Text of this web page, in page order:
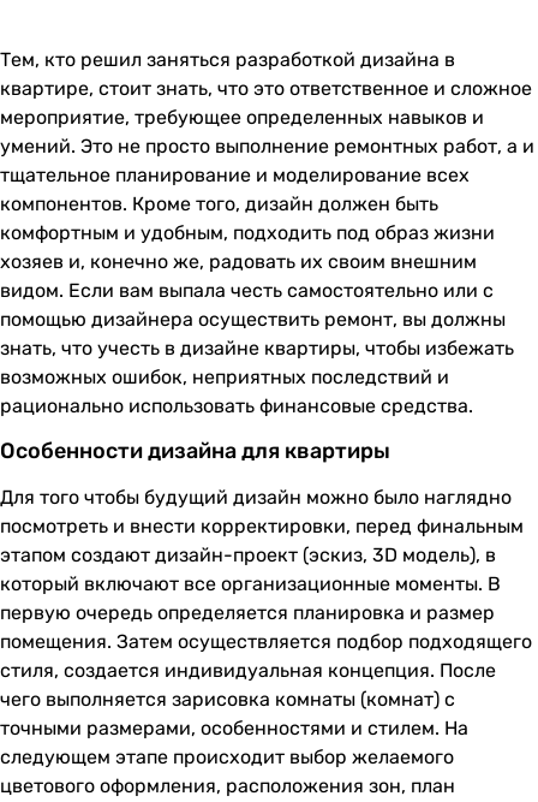
Тем, кто решил заняться разработкой дизайна в
квартире, стоит знать, что это ответственное и сложное
мероприятие, требующее определенных навыков и
умений. Это не просто выполнение ремонтных работ, а и
тщательное планирование и моделирование всех
компонентов. Кроме того, дизайн должен быть
комфортным и удобным, подходить под образ жизни
хозяев и, конечно же, радовать их своим внешним
видом. Если вам выпала честь самостоятельно или с
помощью дизайнера осуществить ремонт, вы должны
знать, что учесть в дизайне квартиры, чтобы избежать
возможных ошибок, неприятных последствий и
рационально использовать финансовые средства.
Особенности дизайна для квартиры
Для того чтобы будущий дизайн можно было наглядно
посмотреть и внести корректировки, перед финальным
этапом создают дизайн-проект (эскиз, 3D модель), в
который включают все организационные моменты. В
первую очередь определяется планировка и размер
помещения. Затем осуществляется подбор подходящего
стиля, создается индивидуальная концепция. После
чего выполняется зарисовка комнаты (комнат) с
точными размерами, особенностями и стилем. На
следующем этапе происходит выбор желаемого
цветового оформления, расположения зон, план